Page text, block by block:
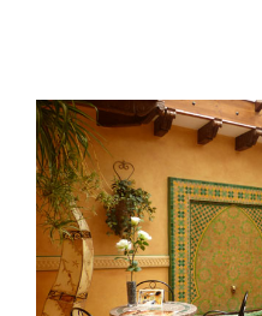
El Espinar, un
de Guadarrama en
segoviana